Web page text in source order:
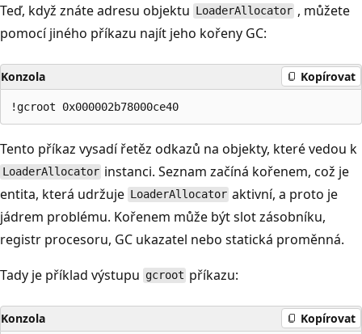
Teď, když znáte adresu objektu LoaderAllocator , můžete
pomocí jiného příkazu najít jeho kořeny GC:
Konzola Kopírovat
Tento příkaz vysadí řetěz odkazů na objekty, které vedou k
LoaderAllocator instanci. Seznam začíná kořenem, což je
entita, která udržuje LoaderAllocator aktivní, a proto je
jádrem problému. Kořenem může být slot zásobníku,
registr procesoru, GC ukazatel nebo statická proměnná.
Tady je příklad výstupu gcroot příkazu:
Konzola Kopírovat